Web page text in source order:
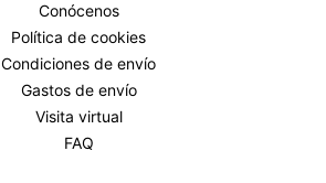
Conócenos
Política de cookies
Condiciones de envío
Gastos de envío
Visita virtual
FAQ